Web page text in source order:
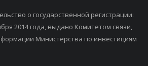
о государственной регистрации:
2014 года, выдано Комитетом связи,
Министерства по инвестициям